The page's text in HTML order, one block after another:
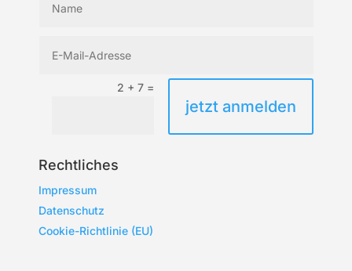
2 + 7=
jetzt anmelden
Rechtliches
Impressum
Datenschutz
Cookie-Richtlinie (EU)